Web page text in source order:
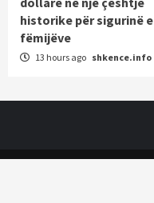
historike për sigurinë e
fëmijëve
13 hours ago shkence.info